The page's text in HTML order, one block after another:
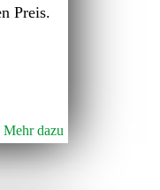
Preis.
Mehr dazu